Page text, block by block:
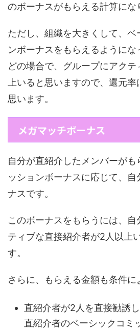
のボーナスがもらえる計算にな
ただし、組織を大きくして、ベ
ンボーナスをもらえるように
どの場合で、グループにアク
上いると思いますので、還元
思います。
メガマッチボーナス
自分が直紹介したメンバーがも
ッションボーナスに応じて、
ナスです。
このボーナスをもらうには、自
ティブな直接紹介者が2人以上
す。
さらに、もらえる金額も条件に
直紹介者が2人を直接勧
直紹介者のベーシックコミ